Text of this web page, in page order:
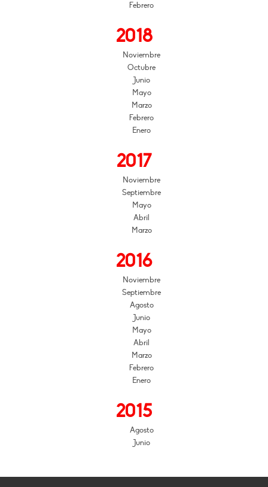
Febrero
2018
Noviembre
Octubre
Junio
Mayo
Marzo
Febrero
Enero
2017
Noviembre
Septiembre
Mayo
Abril
Marzo
2016
Noviembre
Septiembre
Agosto
Junio
Mayo
Abril
Marzo
Febrero
Enero
2015
Agosto
Junio